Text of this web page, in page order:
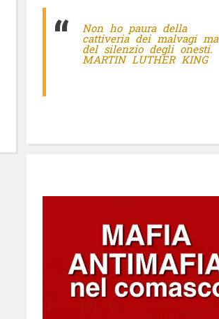
Non ho paura della
cattiveria dei malvagi ma
del silenzio degli onesti.
MARTIN LUTHER KING